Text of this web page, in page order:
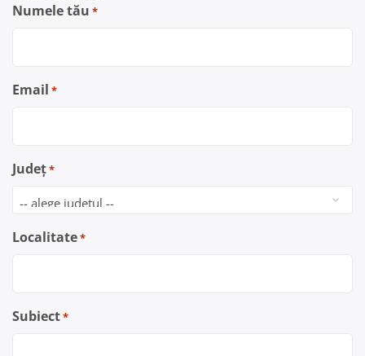
Numele tău *
Email *
Județ*
Localitate*
Subiect*